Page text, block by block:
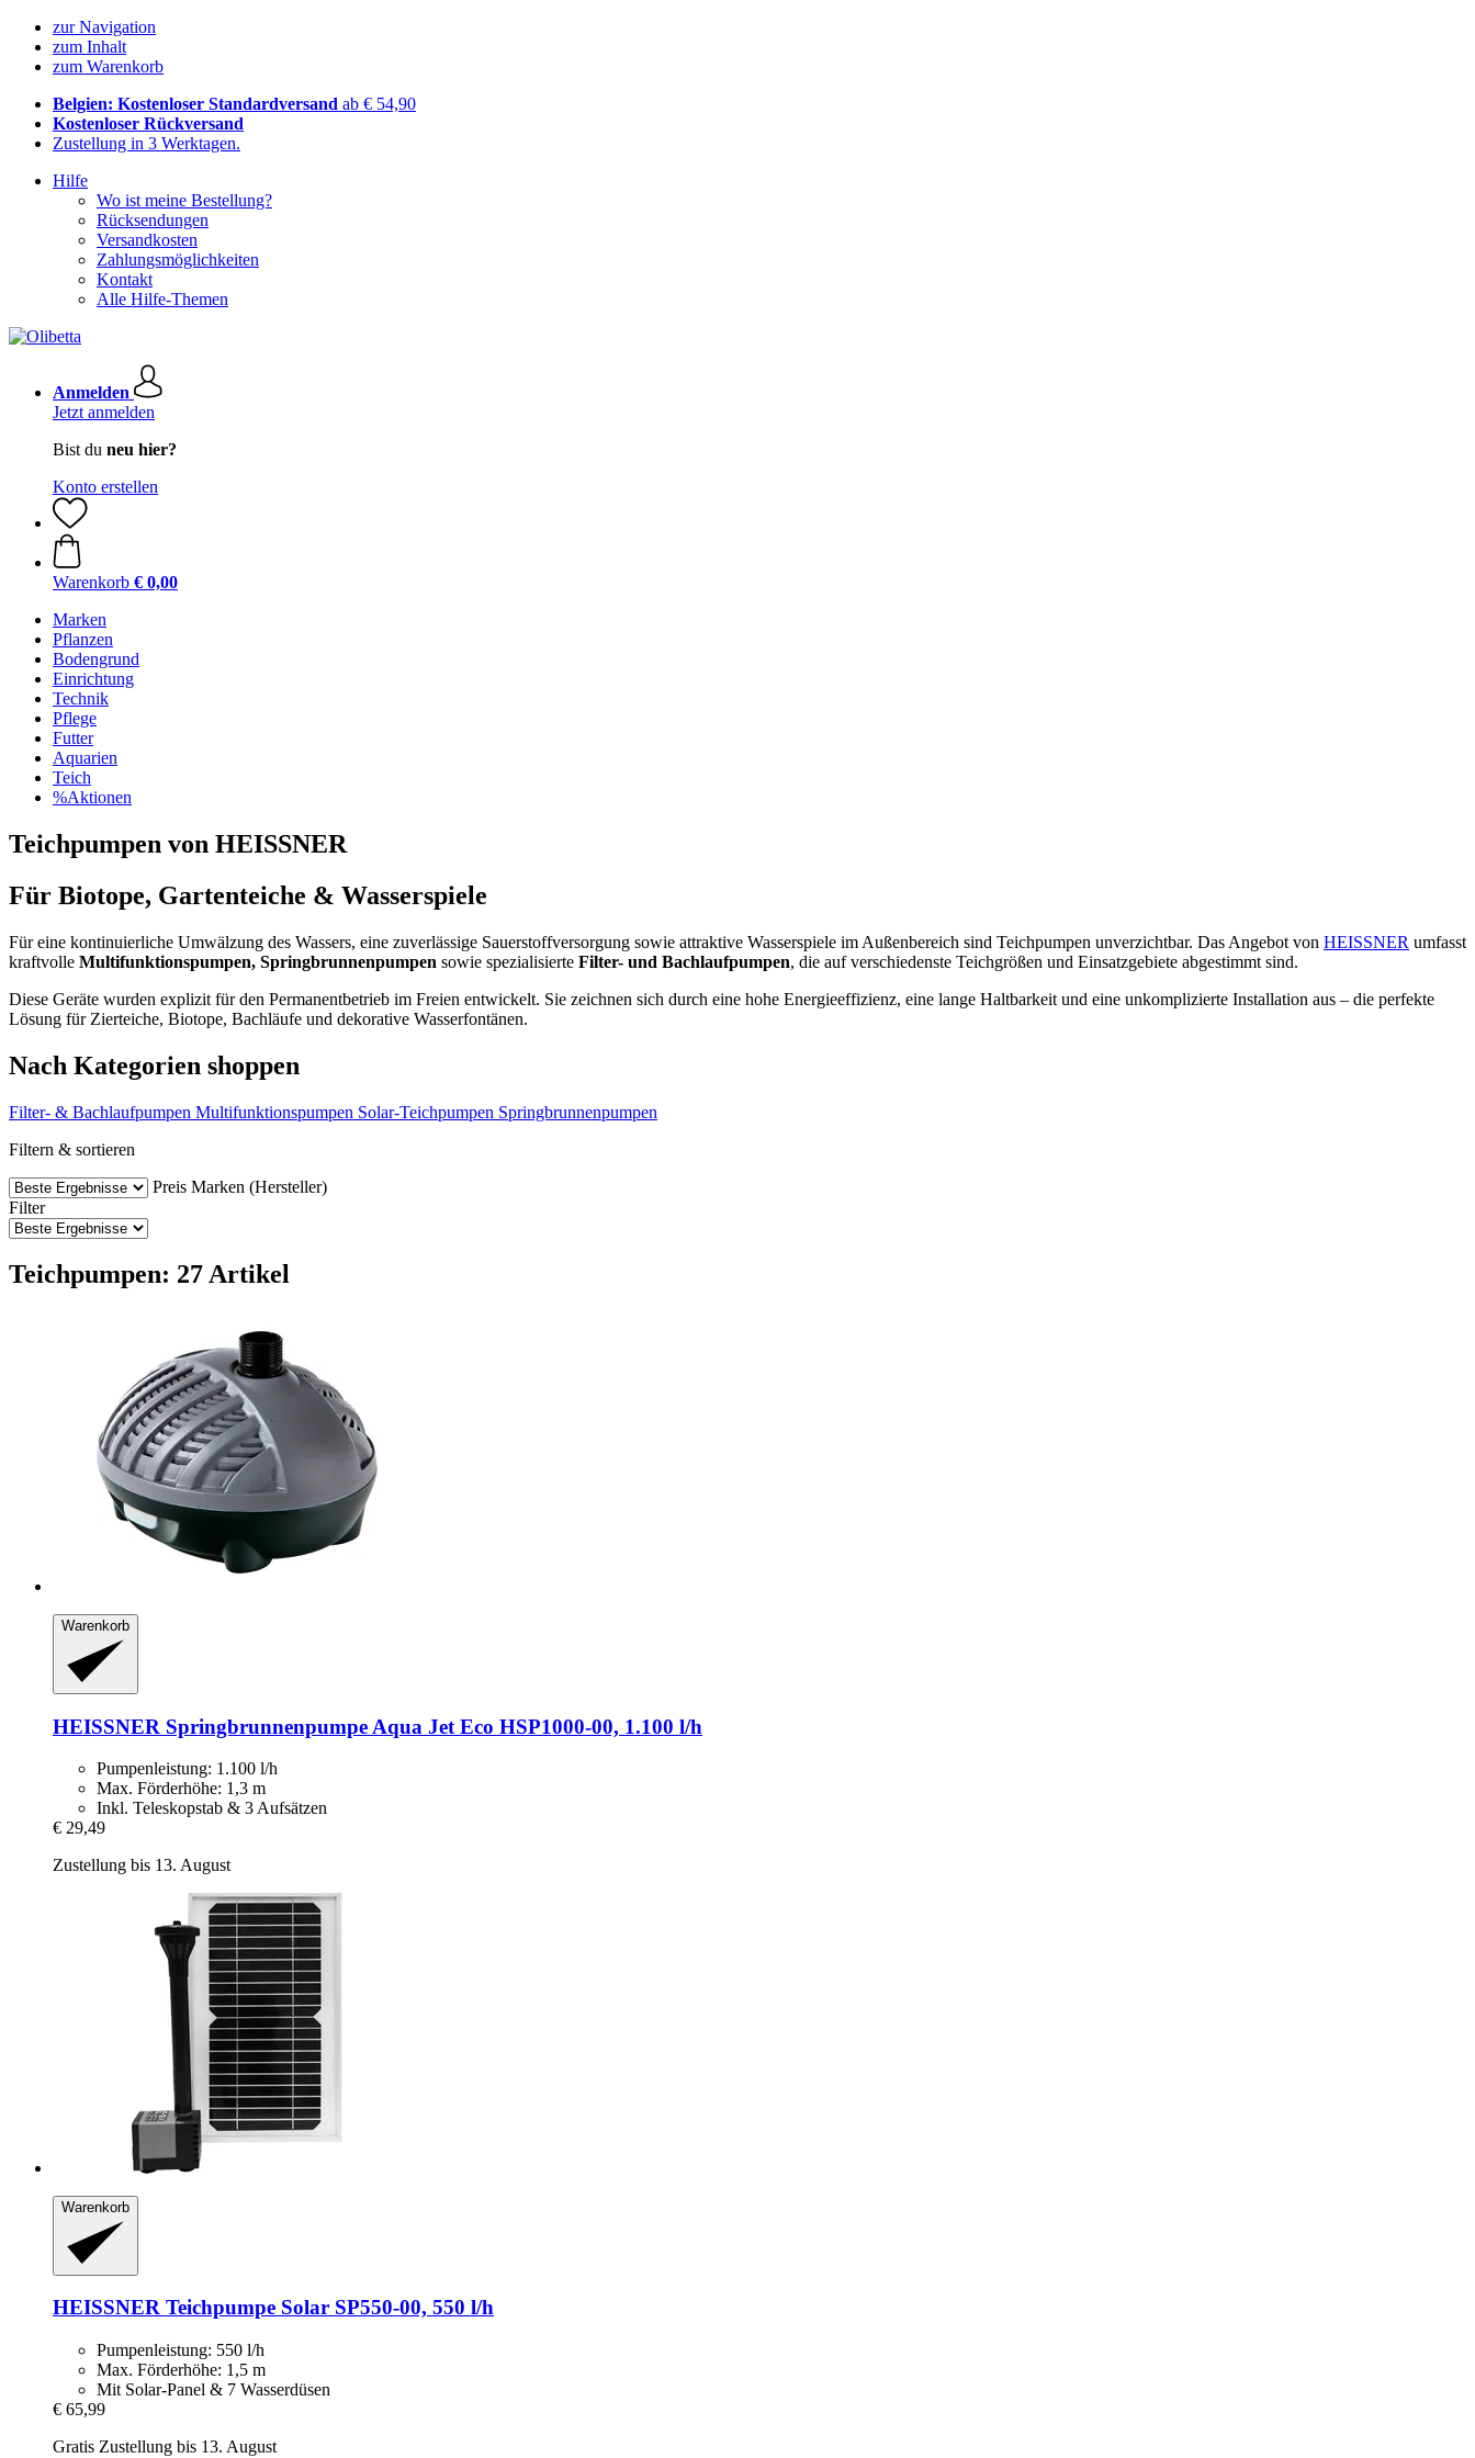
zur Navigation
zum Inhalt
zum Warenkorb
Belgien: Kostenloser Standardversand ab € 54,90
Kostenloser Rückversand
Zustellung in 3 Werktagen.
Hilfe
Wo ist meine Bestellung?
Rücksendungen
Versandkosten
Zahlungsmöglichkeiten
Kontakt
Alle Hilfe-Themen
Anmelden
Jetzt anmelden
Bist du neu hier?
Konto erstellen
Warenkorb € 0,00
Marken
Pflanzen
Bodengrund
Einrichtung
Technik
Pflege
Futter
Aquarien
Teich
%Aktionen
Teichpumpen von HEISSNER
Für Biotope, Gartenteiche & Wasserspiele
Für eine kontinuierliche Umwälzung des Wassers, eine zuverlässige Sauerstoffversorgung sowie attraktive Wasserspiele im Außenbereich sind Teichpumpen unverzichtbar. Das Angebot von HEISSNER umfasst
kraftvolle Multifunktionspumpen, Springbrunnenpumpen sowie spezialisierte Filter- und Bachlaufpumpen, die auf verschiedenste Teichgrößen und Einsatzgebiete abgestimmt sind.
Diese Geräte wurden explizit für den Permanentbetrieb im Freien entwickelt. Sie zeichnen sich durch eine hohe Energieeffizienz, eine lange Haltbarkeit und eine unkomplizierte Installation aus – die perfekte
Lösung für Zierteiche, Biotope, Bachläufe und dekorative Wasserfontänen.
Nach Kategorien shoppen
Filter- & Bachlaufpumpen Multifunktionspumpen Solar-Teichpumpen Springbrunnenpumpen
Filtern & sortieren
Preis Marken (Hersteller)
Filter
Teichpumpen: 27 Artikel
Warenkorb
HEISSNER Springbrunnenpumpe Aqua Jet Eco HSP1000-​00, 1.100 l/h
Pumpenleistung: 1.100 l/h
Max. Förderhöhe: 1,3 m
Inkl. Teleskopstab & 3 Aufsätzen
€ 29,49
Zustellung bis 13. August
Warenkorb
HEISSNER Teichpumpe Solar SP550-​00, 550 l/h
Pumpenleistung: 550 l/h
Max. Förderhöhe: 1,5 m
Mit Solar-Panel & 7 Wasserdüsen
€ 65,99
Gratis Zustellung bis 13. August